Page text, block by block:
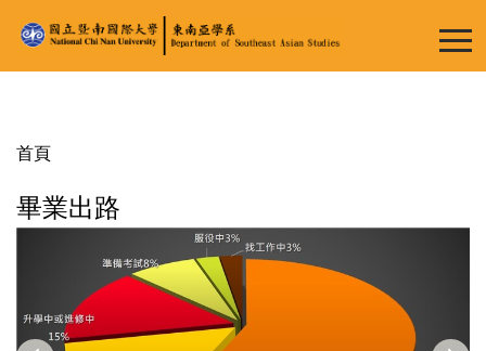
到
主
容
首頁
畢業出路